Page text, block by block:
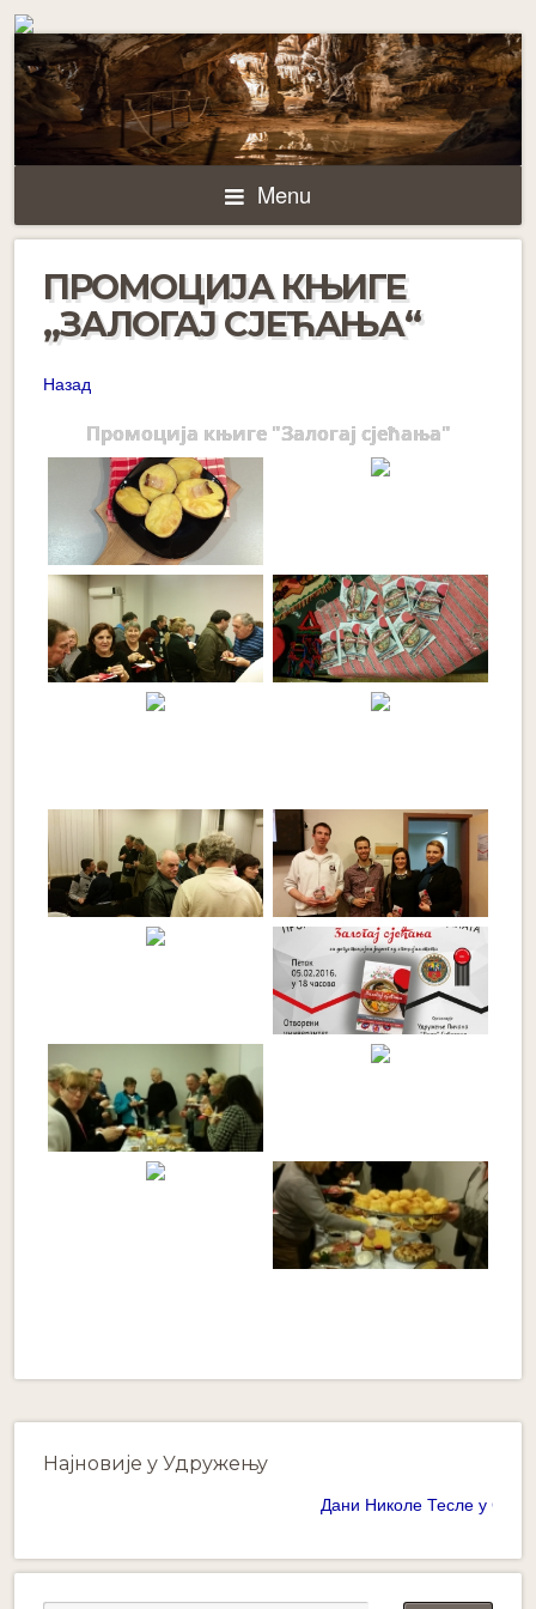
Menu
ПРОМОЦИЈА КЊИГЕ
„ЗАЛОГАЈ СЈЕЋАЊА“
Назад
Промоција књиге "Залогај сјећања"
Најновије у Удружењу
Дани Николе Тесле у